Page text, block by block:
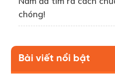
chóng!
Bài viết nổi bật